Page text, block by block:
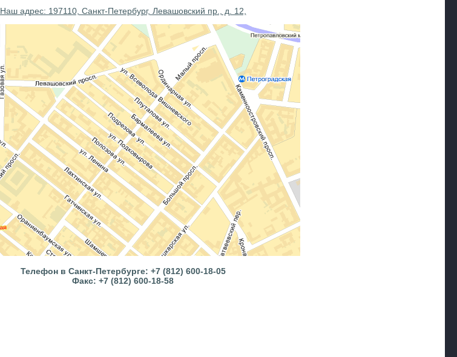
Наш адрес: 197110, Санкт-Петербург, Левашовский пр., д. 12,
Телефон в Санкт-Петербурге: +7 (812) 600-18-05
Факс: +7 (812) 600-18-58